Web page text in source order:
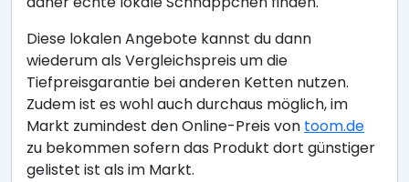
Diese lokalen Angebote kannst du dann
wiederum als Vergleichspreis um die
Tiefpreisgarantie bei anderen Ketten nutzen.
Zudem ist es wohl auch durchaus möglich, im
Markt zumindest den Online-Preis von toom.de
zu bekommen sofern das Produkt dort günstiger
gelistet ist als im Markt.